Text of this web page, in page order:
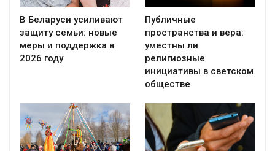
В Беларуси усиливают
защиту семьи: новые
меры и поддержка в
2026 году
Публичные
пространства и вера:
уместны ли
религиозные
инициативы в светском
обществе